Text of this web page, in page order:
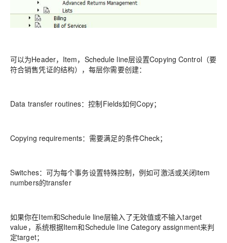
可以为Header，Item，Schedule line层设置Copying Control（要
符合销售凭证的结构），每层你需要创建：
Data transfer routines：控制Fields如何Copy；
Copying requirements：需要满足的条件Check；
Switches：可为每个事务设置特殊控制，例如可激活或关闭item
numbers的transfer
如果你在Item和Schedule line层输入了无效值或不输入target
value，系统根据Item和Schedule line Category assignment来判
定target；